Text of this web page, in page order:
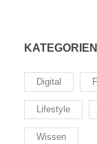
KATEGORIEN
Digital
Lifestyle
Wissen